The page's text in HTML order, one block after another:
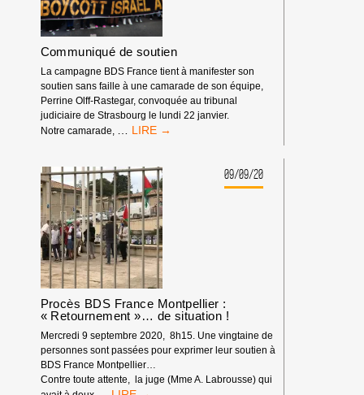
Communiqué de soutien
La campagne BDS France tient à manifester son
soutien sans faille à une camarade de son équipe,
Perrine Olff-Rastegar, convoquée au tribunal
judiciaire de Strasbourg le lundi 22 janvier.
Notre camarade,
COMMUNIQUÉ
09/09/20
Procès BDS France Montpellier :
« Retournement »… de situation !
Mercredi 9 septembre 2020, 8h15. Une vingtaine de
personnes sont passées pour exprimer leur soutien à
BDS France Montpellier…
Contre toute attente, la juge (Mme A. Labrousse) qui